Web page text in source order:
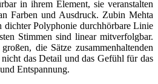
in ihrem Element, sie veranstalten
Farben und Ausdruck. Zubin Mehta
dichter Polyphonie durchhörbare Linie
Stimmen sind linear mitverfolgbar.
die Sätze zusammenhaltenden
das Detail und das Gefühl für das
Entspannung.